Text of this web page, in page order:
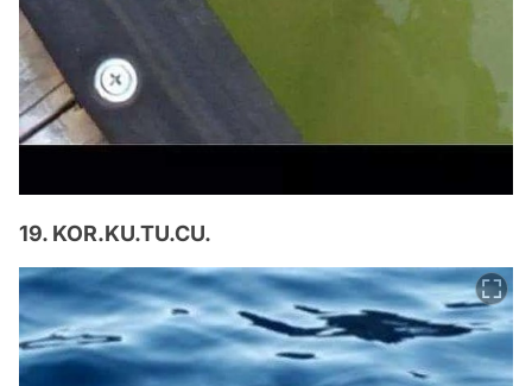
19. KOR.KU.TU.CU.